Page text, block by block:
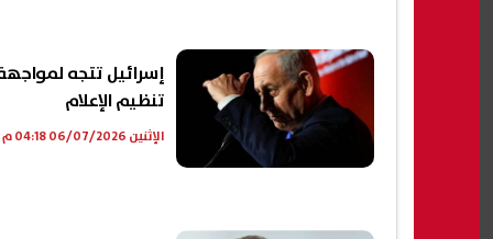
إسرائيل تتجه
تنظيم الإعلام
الإثنين 06/07/2026 04:18 م